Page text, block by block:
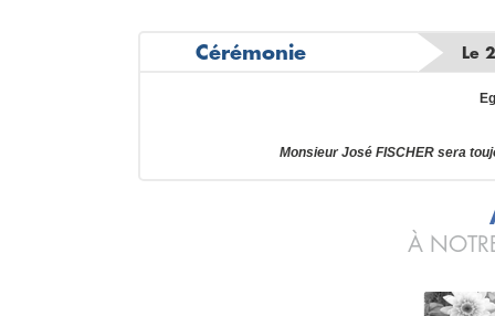
Cérémonie Le
Monsieur José FISCHER sera
À